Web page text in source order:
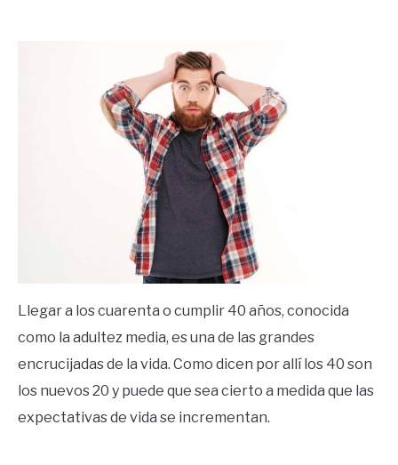
Llegar a los cuarenta o cumplir 40 años, conocida
como la adultez media, es una de las grandes
encrucijadas de la vida. Como dicen por allí los 40 son
los nuevos 20 y puede que sea cierto a medida que las
expectativas de vida se incrementan.